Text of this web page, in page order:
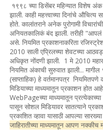
१९९८ च्या डिसेंबर महिन्यात विशेष
झाली. काही महत्त्वाच्या दिनांचे
होते. कालांतराने अनेक पुरोगामी
अनियतकालिकं बंद झाली. तरीही
असे. नियमित प्रकाशनाकरिता
2010 साली एप्रिलच्या शेवटच्या
अधिकृत नोंदणी झाली. 1 मे 2010
नियमित अंकाची सुरुवात झाली... मागील
(साप्ताहिक) हे वर्तमानपत्र
मिडियाच्या माध्यमातून प्रकाशन होत
WebPageच्या माध्यमातून
पासून सोशल मिडियावर सातत्याने
प्रकाशित व्हावा यासाठी आपल्या
जाहिरातीच्या माध्यमातून आपण नक्कीच